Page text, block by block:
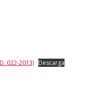
022-2013) Descarga